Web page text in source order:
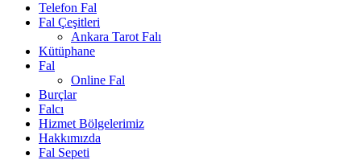
Telefon Fal
Fal Çeşitleri
Ankara Tarot Falı
Kütüphane
Fal
Online Fal
Burçlar
Falcı
Hizmet Bölgelerimiz
Hakkımızda
Fal Sepeti